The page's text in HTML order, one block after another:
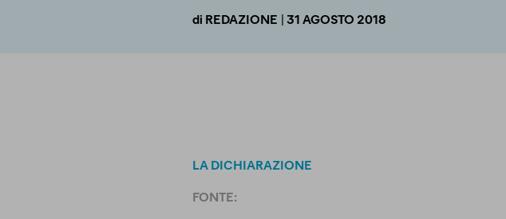
di REDAZIONE | 31 AGOSTO 2018
LA DICHIARAZIONE
FONTE: